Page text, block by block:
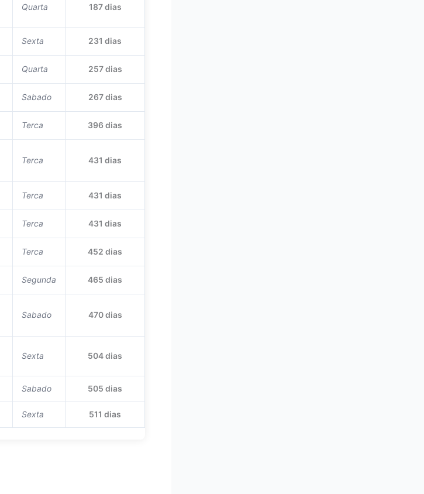
Quarta 187 dias
Sexta 231 dias
Quarta 257 dias
Sabado 267 dias
Terca 396 dias
Terca 431 dias
Terca 431 dias
Terca 431 dias
Terca 452 dias
Segunda 465 dias
Sabado 470 dias
Sexta 504 dias
Sabado 505 dias
Sexta 511 dias